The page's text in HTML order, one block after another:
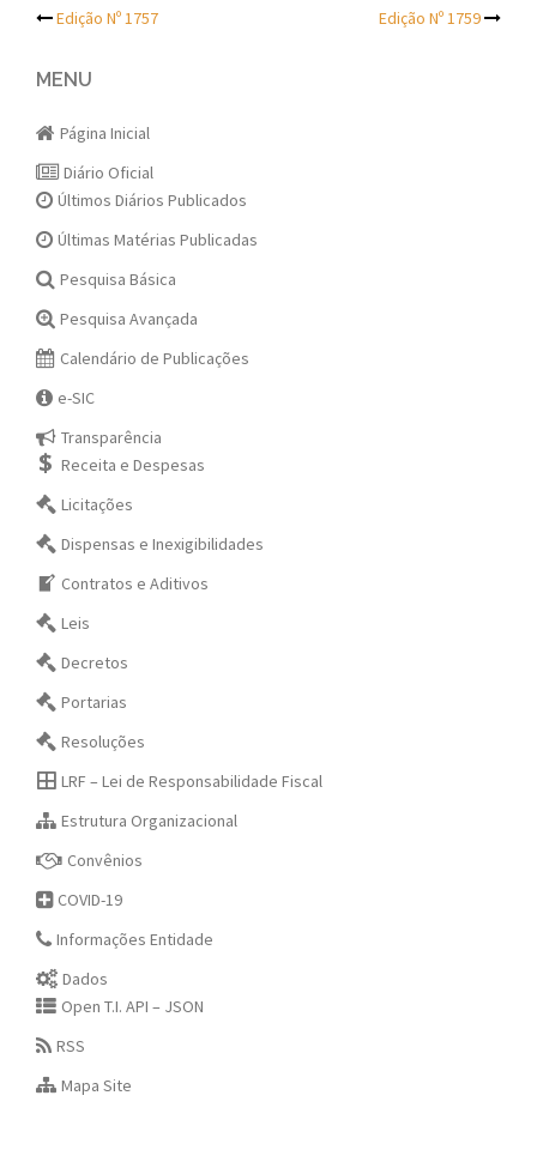
Post
navigation
Edição Nº 1757 Edição Nº 1759
MENU
Página Inicial
Diário Oficial
Últimos Diários Publicados
Últimas Matérias Publicadas
Pesquisa Básica
Pesquisa Avançada
Calendário de Publicações
e-SIC
Transparência
Receita e Despesas
Licitações
Dispensas e Inexigibilidades
Contratos e Aditivos
Leis
Decretos
Portarias
Resoluções
LRF – Lei de Responsabilidade Fiscal
Estrutura Organizacional
Convênios
COVID-19
Informações Entidade
Dados
Open T.I. API – JSON
RSS
Mapa Site